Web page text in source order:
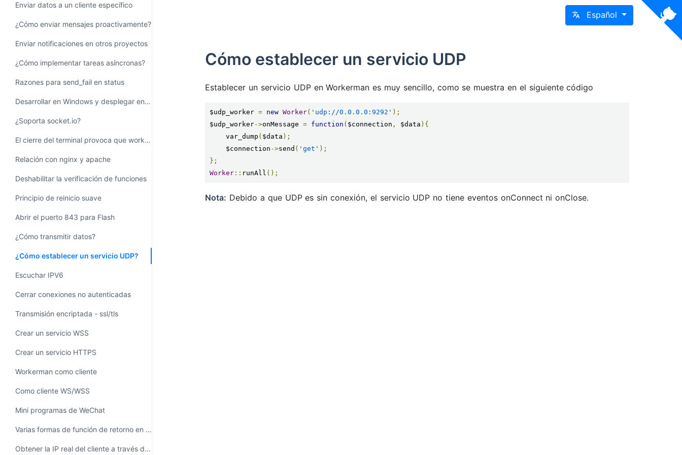
Español
Enviar datos a un cliente específico
¿Cómo enviar mensajes proactivamente?
Enviar notificaciones en otros proyectos
¿Cómo implementar tareas asíncronas?
Razones para send_fail en status
Desarrollar en Windows y desplegar en Linux
¿Soporta socket.io?
El cierre del terminal provoca que workerman se detenga
Relación con nginx y apache
Deshabilitar la verificación de funciones
Principio de reinicio suave
Abrir el puerto 843 para Flash
¿Cómo transmitir datos?
¿Cómo establecer un servicio UDP?
Escuchar IPV6
Cerrar conexiones no autenticadas
Transmisión encriptada - ssl/tls
Crear un servicio WSS
Crear un servicio HTTPS
Workerman como cliente
Como cliente WS/WSS
Mini programas de WeChat
Varias formas de función de retorno en PHP
Obtener la IP real del cliente a través de un proxy
Cómo establecer un servicio UDP
Establecer un servicio UDP en Workerman es muy sencillo, como se muestra en el siguiente código
$udp_worker = new Worker( 'udp://0.0.0.0:9292' );
$udp_worker->onMessage = function ( $connection , $data ){
    var_dump
( $data );
    $connection
->send ( 'get' );
};
Worker :: runAll ();
Nota: Debido a que UDP es sin conexión, el servicio UDP no tiene eventos onConnect ni onClose.